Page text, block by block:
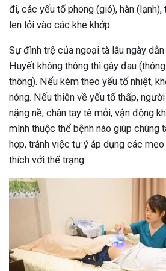
Sau Sinh Có Tự Khỏi
Thông Tin Cần Biết
đi, các yếu tố phong (gió), hàn
len lỏi vào các khe khớp.
Sự đình trệ của ngoại tà lâu ngày
Huyết không thông thì gây đau
thông). Nếu kèm theo yếu tố nhiệt,
nóng. Nếu thiên về yếu tố thấp,
nặng nề, chân tay tê mỏi, vận động
mình thuộc thể bệnh nào giúp chúng
hợp, tránh việc tự ý áp dụng các
thích với thể trạng.